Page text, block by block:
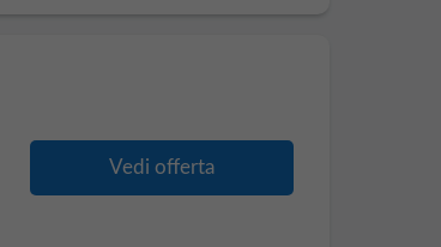
Vedi offerta